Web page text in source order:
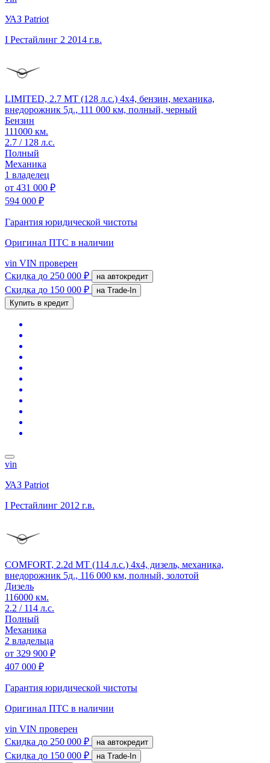
УАЗ Patriot
I Рестайлинг 2 2014 г.в.
LIMITED, 2.7 MT (128 л.с.) 4x4, бензин, механика,
внедорожник 5д., 111 000 км, полный, черный
Бензин
111000 км.
2.7 / 128 л.с.
Полный
Механика
1 владелец
от 431 000 ₽
594 000 ₽
Гарантия юридической чистоты
Оригинал ПТС в наличии
vin VIN проверен
Скидка до 250 000 ₽ на автокредит
Скидка до 150 000 ₽
на Trade-In
Купить в кредит
vin
УАЗ Patriot
I Рестайлинг 2012 г.в.
COMFORT, 2.2d MT (114 л.с.) 4x4, дизель, механика,
внедорожник 5д., 116 000 км, полный, золотой
Дизель
116000 км.
2.2 / 114 л.с.
Полный
Механика
2 владельца
от 329 900 ₽
407 000 ₽
Гарантия юридической чистоты
Оригинал ПТС в наличии
vin VIN проверен
Скидка до 250 000 ₽ на автокредит
Скидка до 150 000 ₽
на Trade-In